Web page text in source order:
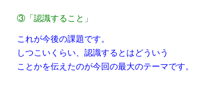
③「認識すること」
これが今後の課題です。
しつこいくらい、認識するとはどういう
ことかを伝えたのが今回の最大のテーマです。